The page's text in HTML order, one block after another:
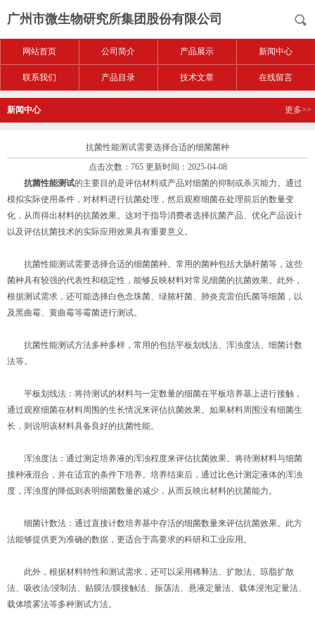
广州市微生物研究所集团股份有限公司
网站首页 公司简介 产品展示 新闻中心
联系我们 产品目录 技术文章 在线留言
新闻中心 更多>>
抗菌性能测试需要选择合适的细菌菌种
点击次数：765 更新时间：2025-04-08
抗菌性能测试的主要目的是评估材料或产品对细菌的抑制或杀灭能力。通过
模拟实际使用条件，对材料进行抗菌处理，然后观察细菌在处理前后的数量变
化，从而得出材料的抗菌效果。这对于指导消费者选择抗菌产品、优化产品设计
以及评估抗菌技术的实际应用效果具有重要意义。
抗菌性能测试需要选择合适的细菌菌种。常用的菌种包括大肠杆菌等，这些
菌种具有较强的代表性和稳定性，能够反映材料对常见细菌的抗菌效果。此外，
根据测试需求，还可能选择白色念珠菌、绿脓杆菌、肺炎克雷伯氏菌等细菌，以
及黑曲霉、黄曲霉等霉菌进行测试。
抗菌性能测试方法多种多样，常用的包括平板划线法、浑浊度法、细菌计数
法等。
平板划线法：将待测试的材料与一定数量的细菌在平板培养基上进行接触，
通过观察细菌在材料周围的生长情况来评估抗菌效果。如果材料周围没有细菌生
长，则说明该材料具备良好的抗菌性能。
浑浊度法：通过测定培养液的浑浊程度来评估抗菌效果。将待测材料与细菌
接种液混合，并在适宜的条件下培养。培养结束后，通过比色计测定液体的浑浊
度，浑浊度的降低则表明细菌数量的减少，从而反映出材料的抗菌能力。
细菌计数法：通过直接计数培养基中存活的细菌数量来评估抗菌效果。此方
法能够提供更为准确的数据，更适合于高要求的科研和工业应用。
此外，根据材料特性和测试需求，还可以采用稀释法、扩散法、琼脂扩散
法、吸收法/浸制法、贴膜法/膜接触法、振荡法、悬液定量法、载体浸泡定量法、
载体喷雾法等多种测试方法。